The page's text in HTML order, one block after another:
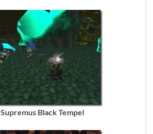
Supremus Black Tempel